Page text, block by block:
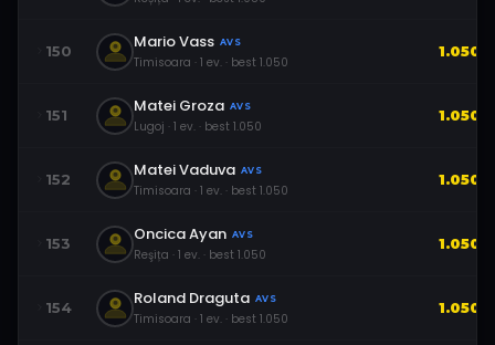
150 Mario Vass AVS
Timisoara · 1 ev. · best 1.050
1.050
151 Matei Groza AVS
Lugoj · 1 ev. · best 1.050
1.050
152 Matei Vaduva AVS
Timisoara · 1 ev. · best 1.050
1.050
153 Oncica Ayan AVS
Reşița · 1 ev. · best 1.050
1.050
154 Roland Draguta AVS
Timisoara · 1 ev. · best 1.050
1.050